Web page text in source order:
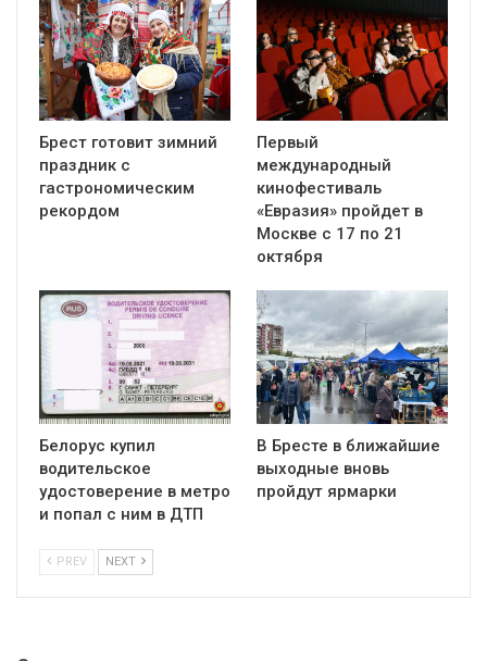
Брест готовит зимний
праздник с
гастрономическим
рекордом
Первый
международный
кинофестиваль
«Евразия» пройдет в
Москве с 17 по 21
октября
Белорус купил
водительское
удостоверение в метро
и попал с ним в ДТП
В Бресте в ближайшие
выходные вновь
пройдут ярмарки
PREV NEXT